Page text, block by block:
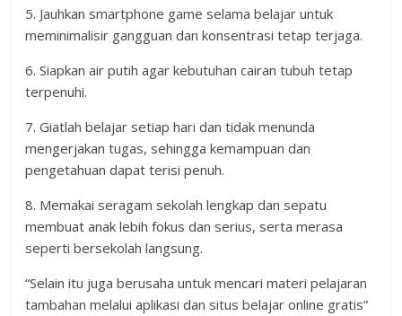
5. Jauhkan smartphone game selama belajar untuk
meminimalisir gangguan dan konsentrasi tetap terjaga.
6. Siapkan air putih agar kebutuhan cairan tubuh tetap
terpenuhi.
7. Giatlah belajar setiap hari dan tidak menunda
mengerjakan tugas, sehingga kemampuan dan
pengetahuan dapat terisi penuh.
8. Memakai seragam sekolah lengkap dan sepatu
membuat anak lebih fokus dan serius, serta merasa
seperti bersekolah langsung.
“Selain itu juga berusaha untuk mencari materi pelajaran
tambahan melalui aplikasi dan situs belajar online gratis”